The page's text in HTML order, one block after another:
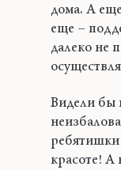
дома. А
еще –
далеко не
Видели бы
ребятишки
красоте! А